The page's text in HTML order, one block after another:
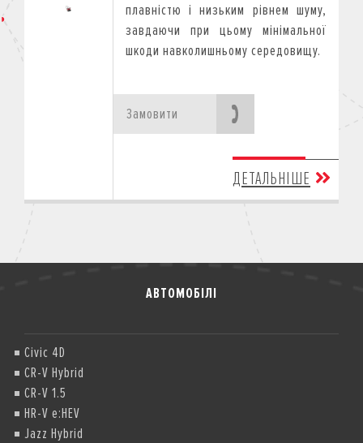
плавністю і низьким рівнем шуму,
завдаючи при цьому мінімальної
шкоди навколишньому середовищу.
Замовити
ДЕТАЛЬНІШЕ
АВТОМОБІЛІ
Civic 4D
CR-V Hybrid
CR-V 1.5
HR-V e:HEV
Jazz Hybrid